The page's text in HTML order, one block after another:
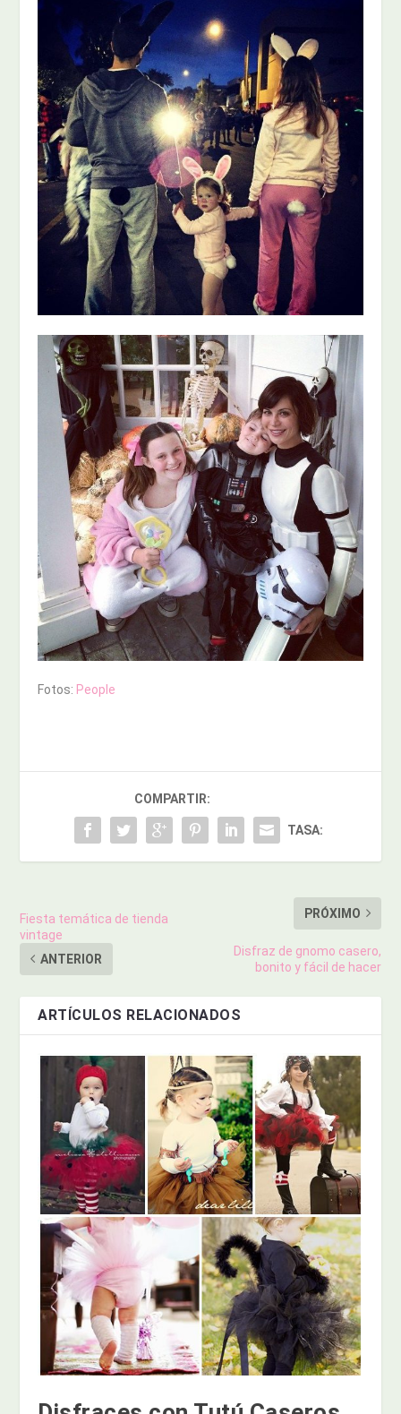
Fotos: People
COMPARTIR:
TASA:
Fiesta temática de tienda
vintage
ANTERIOR
PRÓXIMO
Disfraz de gnomo casero,
bonito y fácil de hacer
ARTÍCULOS RELACIONADOS